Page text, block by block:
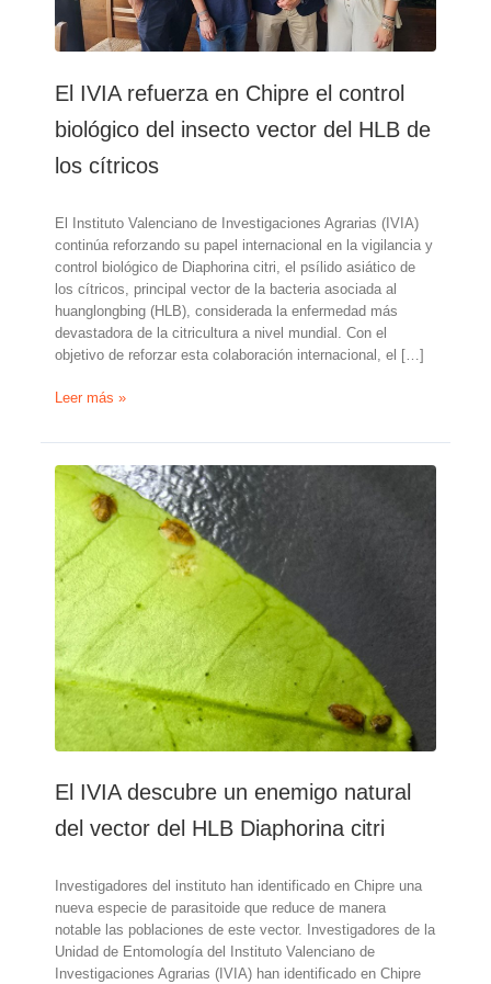
El IVIA refuerza en Chipre el control
biológico del insecto vector del HLB de
los cítricos
El Instituto Valenciano de Investigaciones Agrarias (IVIA)
continúa reforzando su papel internacional en la vigilancia y
control biológico de Diaphorina citri, el psílido asiático de
los cítricos, principal vector de la bacteria asociada al
huanglongbing (HLB), considerada la enfermedad más
devastadora de la citricultura a nivel mundial. Con el
objetivo de reforzar esta colaboración internacional, el […]
El
refuerza
en
Chipre
control
biológico
del
insecto
vector
del
HLB
de
los
cítricos
Leer más »
El IVIA descubre un enemigo natural
del vector del HLB Diaphorina citri
Investigadores del instituto han identificado en Chipre una
nueva especie de parasitoide que reduce de manera
notable las poblaciones de este vector. Investigadores de la
Unidad de Entomología del Instituto Valenciano de
Investigaciones Agrarias (IVIA) han identificado en Chipre